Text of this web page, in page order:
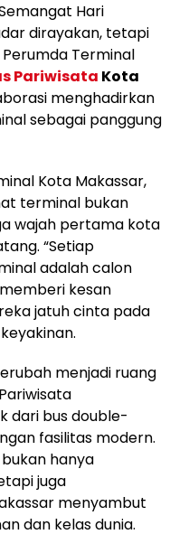
Hari
dirayakan, tetapi
Terminal
Pariwisata Kota
menghadirkan
sebagai panggung
Kota Makassar,
terminal bukan
wajah pertama kota
“Setiap
adalah calon
kesan
jatuh cinta pada
menjadi ruang
dari bus double-
fasilitas modern.
hanya
juga
menyambut
dan kelas dunia.